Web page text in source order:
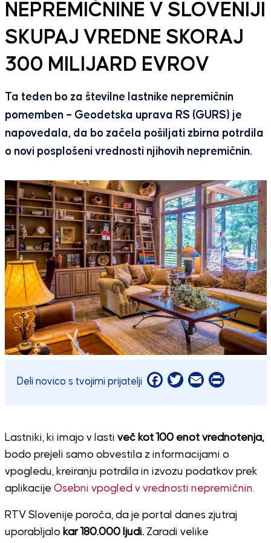
NEPREMIČNINE V SLOVENIJI
SKUPAJ VREDNE SKORAJ
300 MILIJARD EVROV
Ta teden bo za številne lastnike nepremičnin
pomemben – Geodetska uprava RS (GURS) je
napovedala, da bo začela pošiljati zbirna potrdila
o novi posplošeni vrednosti njihovih nepremičnin.
Deli novico s tvojimi prijatelji Facebook
Twitter
EmailPrint
Lastniki, ki imajo v lasti več kot 100 enot vrednotenja,
bodo prejeli samo obvestila z informacijami o
vpogledu, kreiranju potrdila in izvozu podatkov prek
aplikacije Osebni vpogled v vrednosti nepremičnin.
RTV Slovenije poroča, da je portal danes zjutraj
uporabljalo kar 180.000 ljudi.Zaradi velike